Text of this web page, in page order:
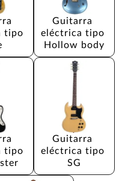
tipo
Guitarra
eléctrica tipo
Hollow body
tipo
Guitarra
eléctrica tipo
SG